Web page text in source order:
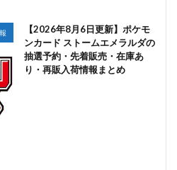
【2026年8月6日更新】ポケモ
ンカード ストームエメラルダの
抽選予約・先着販売・在庫あ
り・再販入荷情報まとめ